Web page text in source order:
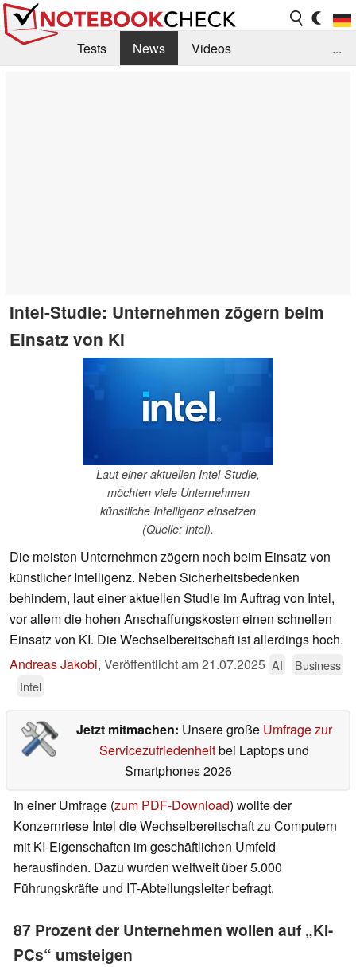
Tests News
Videos
...
Intel-Studie: Unternehmen zögern beim
Einsatz von KI
Laut einer aktuellen Intel-Studie,
möchten viele Unternehmen
künstliche Intelligenz einsetzen
(Quelle: Intel).
Die meisten Unternehmen zögern noch beim Einsatz von
künstlicher Intelligenz. Neben Sicherheitsbedenken
behindern, laut einer aktuellen Studie im Auftrag von Intel,
vor allem die hohen Anschaffungskosten einen schnellen
Einsatz von KI. Die Wechselbereitschaft ist allerdings hoch.
Andreas Jakobi, Veröffentlicht am21.07.2025 AI
Business
Intel
Jetzt mitmachen: Unsere große Umfrage zur
Servicezufriedenheitbei Laptops und
Smartphones 2026
In einer Umfrage (zum PDF-Download) wollte der
Konzernriese Intel die Wechselbereitschaft zu Computern
mit KI-Eigenschaften im geschäftlichen Umfeld
herausfinden. Dazu wurden weltweit über 5.000
Führungskräfte und IT-Abteilungsleiter befragt.
87 Prozent der Unternehmen wollen auf „KI-
PCs“ umsteigen